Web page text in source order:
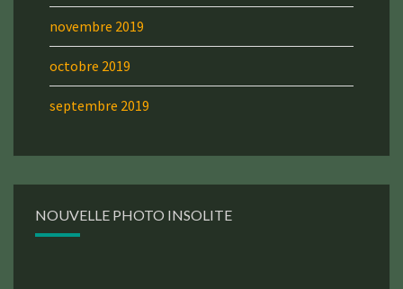
novembre 2019
octobre 2019
septembre 2019
NOUVELLE PHOTO INSOLITE